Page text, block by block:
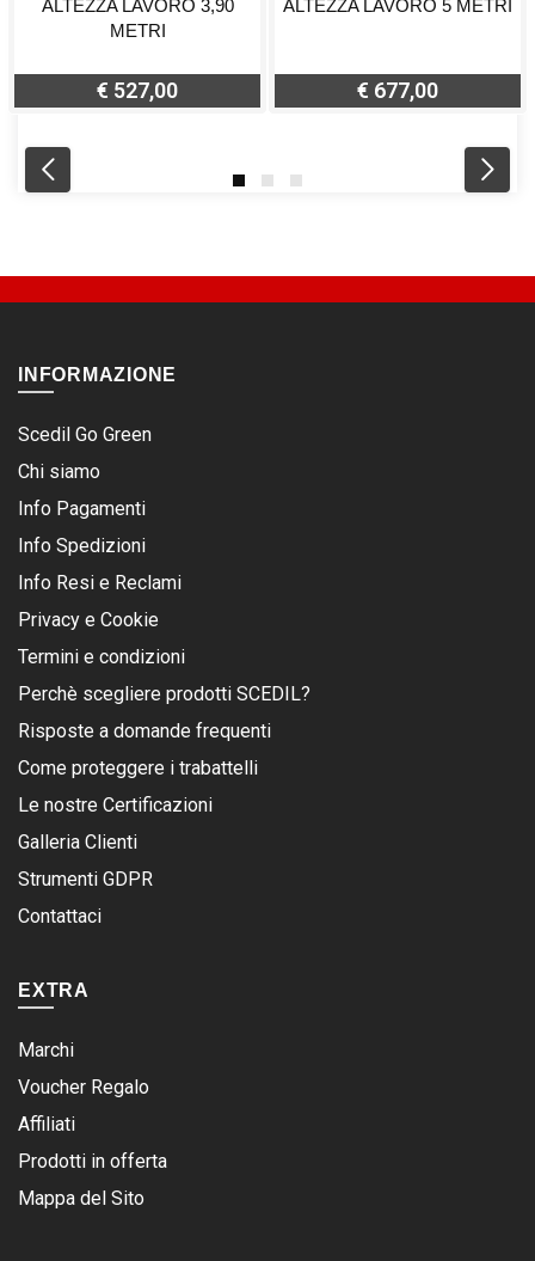
ALTEZZA LAVORO 3,90
METRI
€ 527,00
ALTEZZA LAVORO 5 METRI
€ 677,00
INFORMAZIONE
Scedil Go Green
Chi siamo
Info Pagamenti
Info Spedizioni
Info Resi e Reclami
Privacy e Cookie
Termini e condizioni
Perchè scegliere prodotti SCEDIL?
Risposte a domande frequenti
Come proteggere i trabattelli
Le nostre Certificazioni
Galleria Clienti
Strumenti GDPR
Contattaci
EXTRA
Marchi
Voucher Regalo
Affiliati
Prodotti in offerta
Mappa del Sito